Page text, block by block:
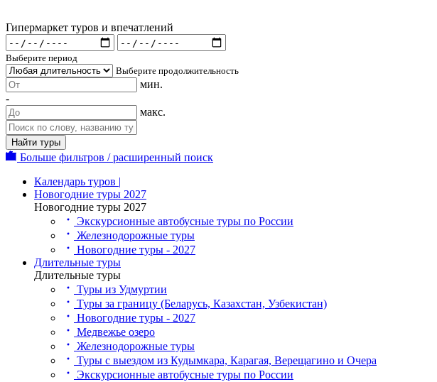
Гипермаркет туров и впечатлений
Выберите период
Выберите продолжительность
мин.
-
макс.
Найти туры
Больше фильтров / расширенный поиск
Календарь туров |
Новогодние туры 2027
Новогодние туры 2027
Экскурсионные автобусные туры по России
Железнодорожные туры
Новогодние туры - 2027
Длительные туры
Длительные туры
Туры из Удмуртии
Туры за границу (Беларусь, Казахстан, Узбекистан)
Новогодние туры - 2027
Медвежье озеро
Железнодорожные туры
Туры с выездом из Кудымкара, Карагая, Верещагино и Очера
Экскурсионные автобусные туры по России